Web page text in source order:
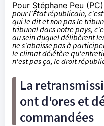
Pour Stéphane Peu
pour l'État républicain,
qui le dit et non pas le
tribunal dans notre pays,
au sein duquel délibèrent
ne s'abaisse pas à
le climat délétère
n'est pas ça, le droit
La
ont d'ores et
commandées